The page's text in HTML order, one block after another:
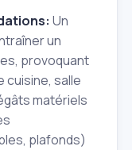
Un
un
provoquant
cuisine, salle
matériels
plafonds)